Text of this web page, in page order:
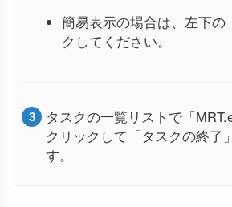
簡易表示の場合は、左下の
クしてください。
タスクの一覧リストで「
クリックして「タスクの終了
す。